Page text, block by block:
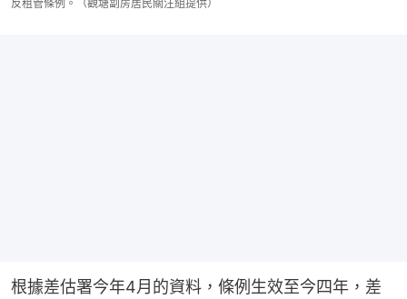
反租管條例。（觀塘劏房居民關注組提供）
根據差估署今年4月的資料，條例生效至今四年，差